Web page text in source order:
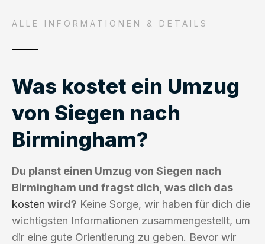
ALLE INFORMATIONEN & DETAILS
Was kostet ein Umzug
von Siegen nach
Birmingham?
Du planst einen Umzug von Siegen nach
Birmingham und fragst dich, was dich das
kosten wird? Keine Sorge, wir haben für dich die
wichtigsten Informationen zusammengestellt, um
dir eine gute Orientierung zu geben. Bevor wir